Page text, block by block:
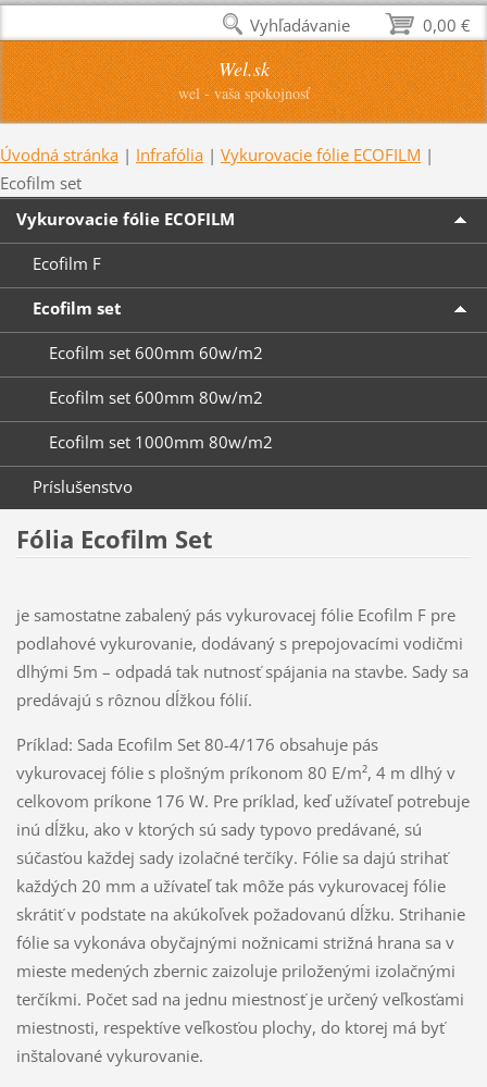
Wel.sk
wel - vaša spokojnosť
Úvodná stránka | Infrafólia | Vykurovacie fólie ECOFILM |
Ecofilm set
Vykurovacie fólie ECOFILM
Ecofilm F
Ecofilm set
Ecofilm set 600mm 60w/m2
Ecofilm set 600mm 80w/m2
Ecofilm set 1000mm 80w/m2
Príslušenstvo
Fólia Ecofilm Set
je samostatne zabalený pás vykurovacej fólie Ecofilm F pre
podlahové vykurovanie, dodávaný s prepojovacími vodičmi
dlhými 5m – odpadá tak nutnosť spájania na stavbe. Sady sa
predávajú s rôznou dĺžkou fólií.
Príklad: Sada Ecofilm Set 80-4/176 obsahuje pás
vykurovacej fólie s plošným príkonom 80 E/m², 4 m dlhý v
celkovom príkone 176 W. Pre príklad, keď užívateľ potrebuje
inú dĺžku, ako v ktorých sú sady typovo predávané, sú
súčasťou každej sady izolačné terčíky. Fólie sa dajú strihať
každých 20 mm a užívateľ tak môže pás vykurovacej fólie
skrátiť v podstate na akúkoľvek požadovanú dĺžku. Strihanie
fólie sa vykonáva obyčajnými nožnicami strižná hrana sa v
mieste medených zbernic zaizoluje priloženými izolačnými
terčíkmi. Počet sad na jednu miestnosť je určený veľkosťami
miestnosti, respektíve veľkosťou plochy, do ktorej má byť
inštalované vykurovanie.
0,00 €
Vyhľadávanie